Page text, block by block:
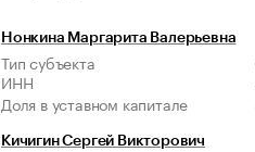
Нонкина Маргарита Валерьевна
Тип субъекта
ИНН
Доля в уставном капитале
Кичигин Сергей Викторович